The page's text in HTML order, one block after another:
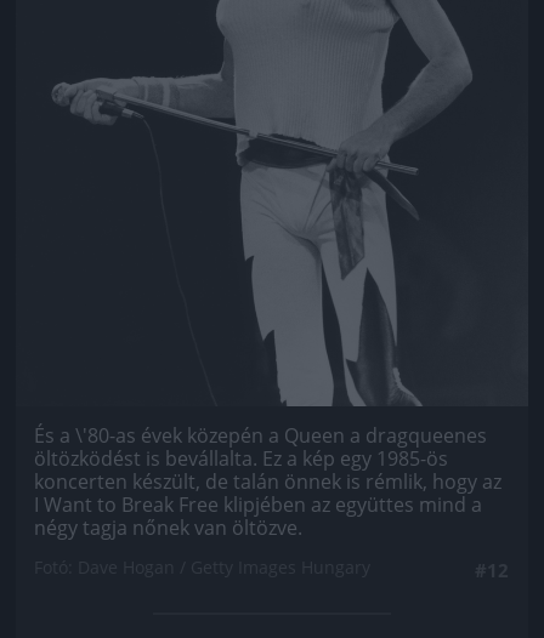
És a \'80-as évek közepén a Queen a dragqueenes
öltözködést is bevállalta. Ez a kép egy 1985-ös
koncerten készült, de talán önnek is rémlik, hogy az
I Want to Break Free klipjében az együttes mind a
négy tagja nőnek van öltözve.